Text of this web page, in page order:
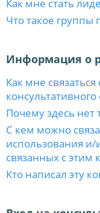
Как мне стать
Что такое группы
Информация о
Как мне
Почему здесь нет
С кем можно
использования
связанных с этим
Кто написал эту